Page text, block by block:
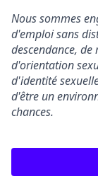
Nous sommes
d'emploi sans
descendance,
d'orientation
d'identité
d'être un
chances.